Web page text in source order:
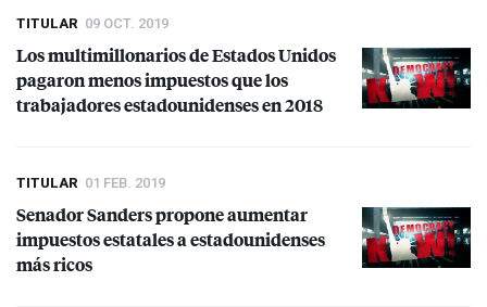
TITULAR 09 OCT. 2019
Los multimillonarios de Estados Unidos
pagaron menos impuestos que los
trabajadores estadounidenses en 2018
TITULAR 01 FEB. 2019
Senador Sanders propone aumentar
impuestos estatales a estadounidenses
más ricos